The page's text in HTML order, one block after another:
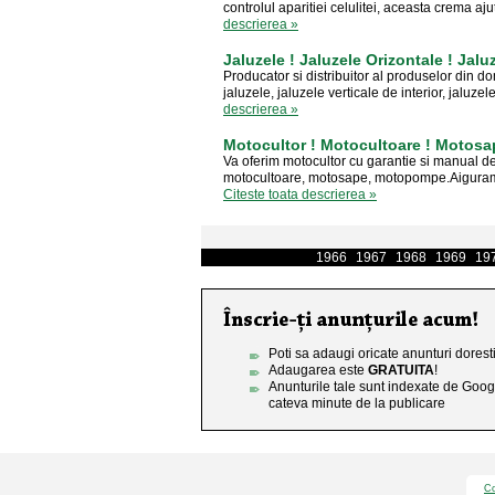
controlul aparitiei celulitei, aceasta crema
descrierea »
Jaluzele ! Jaluzele Orizontale !
Producator si distribuitor al produselor din
jaluzele, jaluzele verticale de interior,
descrierea »
Motocultor ! Motocultoare !
Va oferim motocultor cu garantie si manual
motocultoare, motosape,
Citeste toata descrierea »
1966 1967 1968 1969
Poti sa adaugi oricate anunturi
Adaugarea este GRATUITA!
Anunturile tale sunt indexate de
cateva minute de la publicare